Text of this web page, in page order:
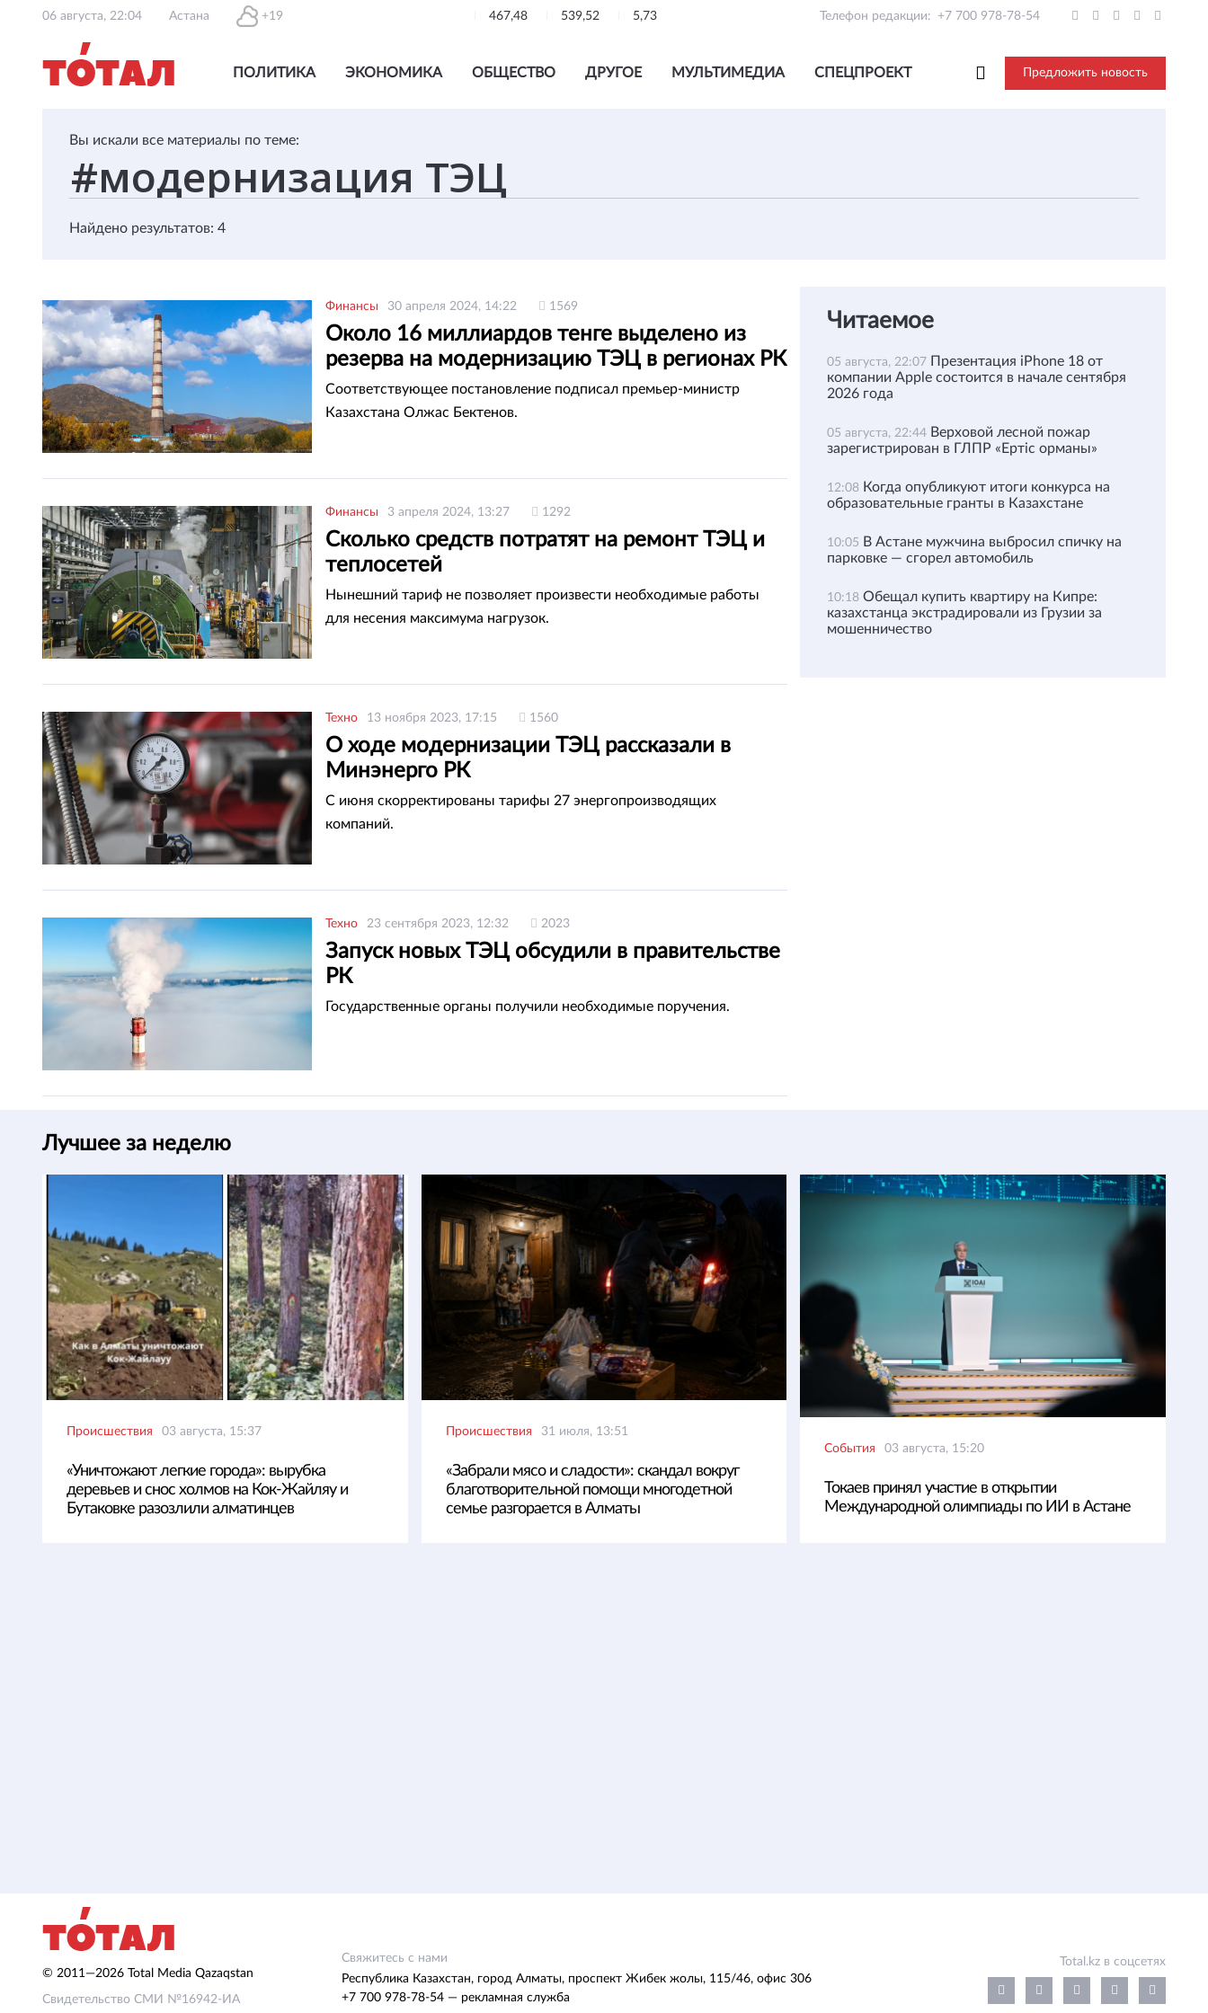
06 августа, 22:04 Астана +19 467,48 539,52 5,73 Телефон редакции: +7 700 978-78-54
ПОЛИТИКА ЭКОНОМИКА ОБЩЕСТВО ДРУГОЕ МУЛЬТИМЕДИА СПЕЦПРОЕКТ Предложить новость
Вы искали все материалы по теме:
Найдено результатов: 4
Финансы 30 апреля 2024, 14:22 1569
Около 16 миллиардов тенге выделено из
резерва на модернизацию ТЭЦ в регионах РК
Соответствующее постановление подписал премьер-министр
Казахстана Олжас Бектенов.
Финансы 3 апреля 2024, 13:27 1292
Сколько средств потратят на ремонт ТЭЦ и
теплосетей
Нынешний тариф не позволяет произвести необходимые работы
для несения максимума нагрузок.
Техно 13 ноября 2023, 17:15 1560
О ходе модернизации ТЭЦ рассказали в
Минэнерго РК
С июня скорректированы тарифы 27 энергопроизводящих
компаний.
Техно 23 сентября 2023, 12:32 2023
Запуск новых ТЭЦ обсудили в правительстве
РК
Государственные органы получили необходимые поручения.
Читаемое
05 августа, 22:07 Презентация iPhone 18 от
компании Apple состоится в начале сентября
2026 года
05 августа, 22:44 Верховой лесной пожар
зарегистрирован в ГЛПР «Ертіс орманы»
12:08 Когда опубликуют итоги конкурса на
образовательные гранты в Казахстане
10:05 В Астане мужчина выбросил спичку на
парковке — сгорел автомобиль
10:18 Обещал купить квартиру на Кипре:
казахстанца экстрадировали из Грузии за
мошенничество
Лучшее за неделю
Происшествия 03 августа, 15:37
«Уничтожают легкие города»: вырубка
деревьев и снос холмов на Кок-Жайляу и
Бутаковке разозлили алматинцев
Происшествия 31 июля, 13:51
«Забрали мясо и сладости»: скандал вокруг
благотворительной помощи многодетной
семье разгорается в Алматы
События 03 августа, 15:20
Токаев принял участие в открытии
Международной олимпиады по ИИ в Астане
© 2011—2026 Total Media Qazaqstan
Свидетельство СМИ №16942-ИА
Свяжитесь с нами
Республика Казахстан, город Алматы, проспект Жибек жолы, 115/46, офис 306
+7 700 978-78-54 — рекламная служба
Total.kz в соцсетях